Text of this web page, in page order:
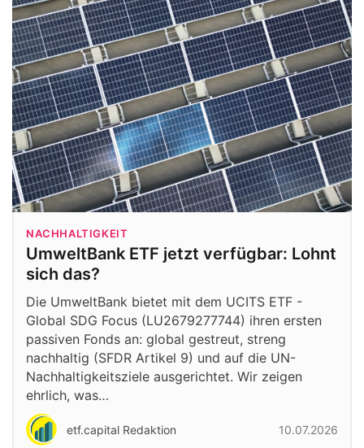
NACHHALTIGKEIT
UmweltBank ETF jetzt verfügbar: Lohnt
sich das?
Die UmweltBank bietet mit dem UCITS ETF -
Global SDG Focus (LU2679277744) ihren ersten
passiven Fonds an: global gestreut, streng
nachhaltig (SFDR Artikel 9) und auf die UN-
Nachhaltigkeitsziele ausgerichtet. Wir zeigen
ehrlich, was…
etf.capital Redaktion 10.07.2026